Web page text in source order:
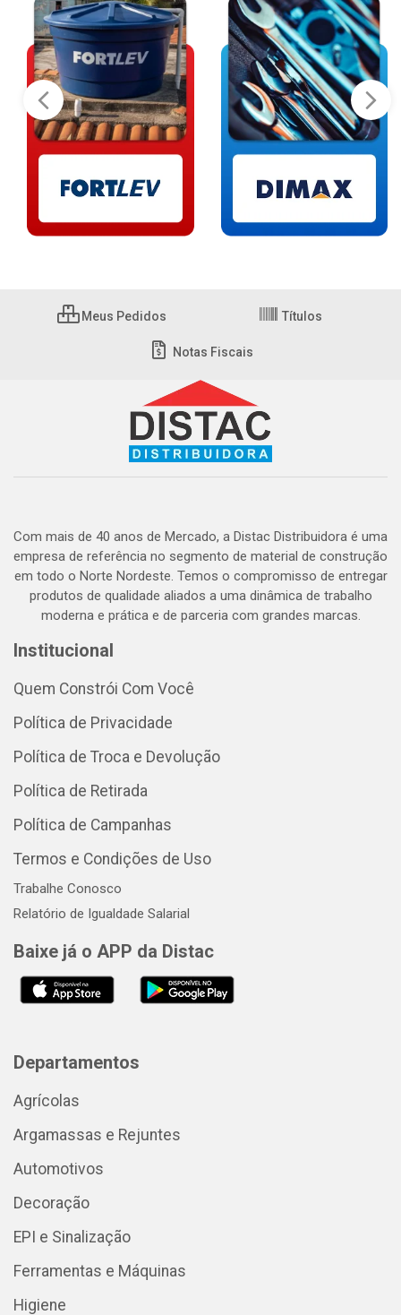
Meus Pedidos Títulos
Notas Fiscais
Com mais de 40 anos de Mercado, a Distac Distribuidora é uma
empresa de referência no segmento de material de construção
em todo o Norte Nordeste. Temos o compromisso de entregar
produtos de qualidade aliados a uma dinâmica de trabalho
moderna e prática e de parceria com grandes marcas.
Institucional
Quem Constrói Com Você
Política de Privacidade
Política de Troca e Devolução
Política de Retirada
Política de Campanhas
Termos e Condições de Uso
Trabalhe Conosco
Relatório de Igualdade Salarial
Baixe já o APP da Distac
Departamentos
Agrícolas
Argamassas e Rejuntes
Automotivos
Decoração
EPI e Sinalização
Ferramentas e Máquinas
Higiene